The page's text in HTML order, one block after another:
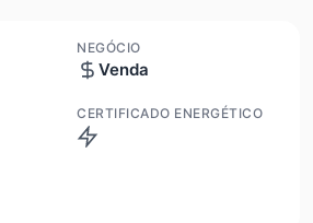
NEGÓCIO
Venda
CERTIFICADO ENERGÉTICO